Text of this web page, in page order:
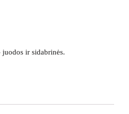
ir sidabrinės.